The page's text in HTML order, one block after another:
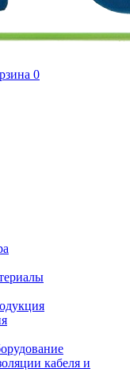
0
кабеля и